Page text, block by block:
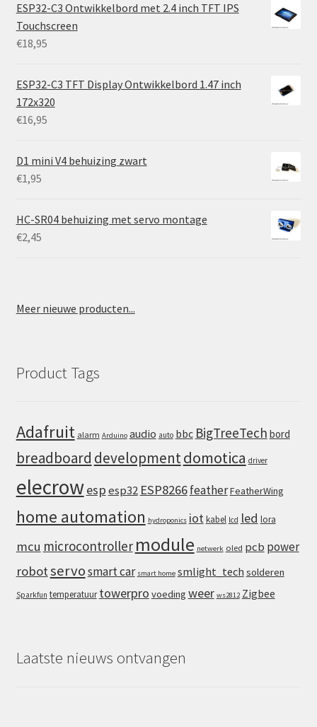
ESP32-C3 Ontwikkelbord met 2.4 inch TFT IPS
Touchscreen
€18,95
ESP32-C3 TFT Display Ontwikkelbord 1.47 inch
172x320
€16,95
D1 mini V4 behuizing zwart
€1,95
HC-SR04 behuizing met servo montage
€2,45
Meer nieuwe producten...
Product Tags
Adafruit alarm Arduino audio auto bbc BigTreeTech bord
breadboard developmentdomotica driver
elecrowespesp32 ESP8266featherFeatherWing
home automation hydroponics iot kabel lcd led lora
mcu microcontroller module netwerk oled pcb power
robotservosmart car smart home smlight_tech solderen
Sparkfun temperatuur towerpro voeding weer ws2812 Zigbee
Laatste nieuws ontvangen